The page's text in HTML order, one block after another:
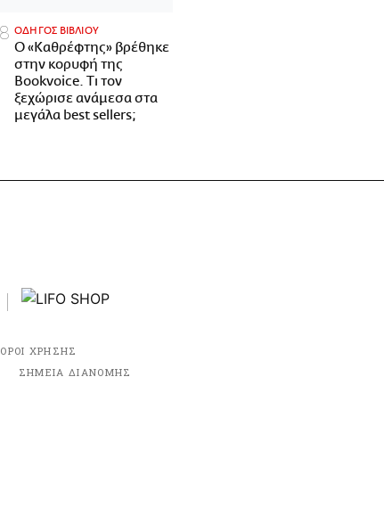
ΟΔΗΓΟΣ ΒΙΒΛΙΟΥ
Ο «Καθρέφτης» βρέθηκε
στην κορυφή της
Bookvoice. Τι τον
ξεχώρισε ανάμεσα στα
μεγάλα best sellers;
ΟΡΟΙ ΧΡΗΣΗΣ
ΣΗΜΕΙΑ ΔΙΑΝΟΜΗΣ